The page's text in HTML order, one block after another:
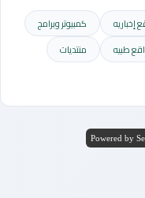
إخباريه
كمبيوتر وبرامج
طبيه
منتديات
Powered by